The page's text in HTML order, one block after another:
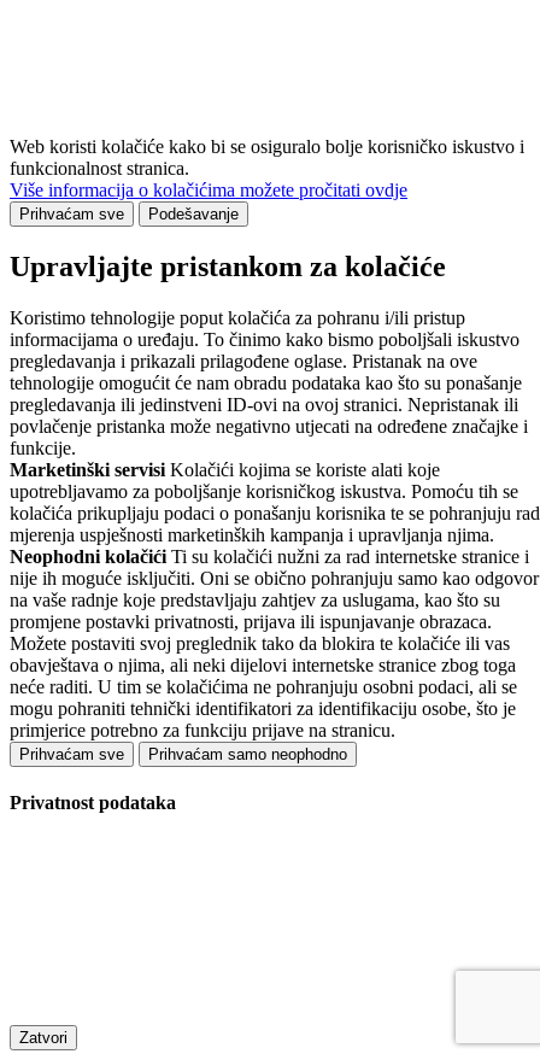
Web koristi kolačiće kako bi se osiguralo bolje korisničko iskustvo i
funkcionalnost stranica.
Više informacija o kolačićima možete pročitati ovdje
Prihvaćam sve Podešavanje
Upravljajte pristankom za kolačiće
Koristimo tehnologije poput kolačića za pohranu i/ili pristup
informacijama o uređaju. To činimo kako bismo poboljšali iskustvo
pregledavanja i prikazali prilagođene oglase. Pristanak na ove
tehnologije omogućit će nam obradu podataka kao što su ponašanje
pregledavanja ili jedinstveni ID-ovi na ovoj stranici. Nepristanak ili
povlačenje pristanka može negativno utjecati na određene značajke i
funkcije.
Marketinški servisi Kolačići kojima se koriste alati koje
upotrebljavamo za poboljšanje korisničkog iskustva. Pomoću tih se
kolačića prikupljaju podaci o ponašanju korisnika te se pohranjuju
mjerenja uspješnosti marketinških kampanja i upravljanja njima.
Neophodni kolačići Ti su kolačići nužni za rad internetske stranice i
nije ih moguće isključiti. Oni se obično pohranjuju samo kao odgovor
na vaše radnje koje predstavljaju zahtjev za uslugama, kao što su
promjene postavki privatnosti, prijava ili ispunjavanje obrazaca.
Možete postaviti svoj preglednik tako da blokira te kolačiće ili vas
obavještava o njima, ali neki dijelovi internetske stranice zbog toga
neće raditi. U tim se kolačićima ne pohranjuju osobni podaci, ali se
mogu pohraniti tehnički identifikatori za identifikaciju osobe, što je
primjerice potrebno za funkciju prijave na stranicu.
Prihvaćam sve Prihvaćam samo neophodno
Privatnost podataka
Zatvori